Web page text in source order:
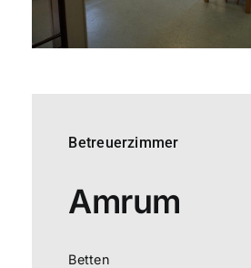
Betreuerzimmer
Amrum
Betten